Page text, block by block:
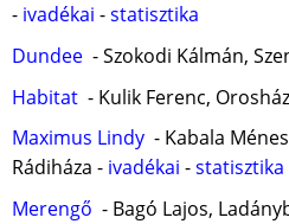
- ivadékai -statisztika
Dundee - Szokodi Kálmán,
Habitat - Kulik Ferenc,
Maximus Lindy - Kabala
Rádiháza - ivadékai -statisztika
Merengő - Bagó Lajos,